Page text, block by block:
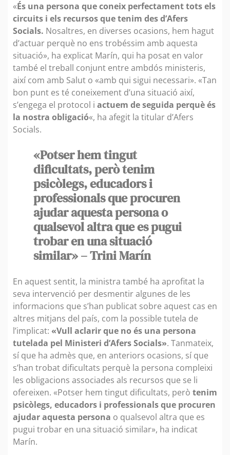
«És una persona que coneix perfectament tots els
circuits i els recursos que tenim des d’Afers
Socials. Nosaltres, en diverses ocasions, hem hagut
d’actuar perquè no ens trobéssim amb aquesta
situació», ha explicat Marín, qui ha posat en valor
també el treball conjunt entre ambdós ministeris,
així com amb Salut o «amb qui sigui necessari». «Tan
bon punt es té coneixement d’una situació així,
s’engega el protocol i actuem de seguida perquè és
la nostra obligació«, ha afegit la titular d’Afers
Socials.
«Potser hem tingut
dificultats, però tenim
psicòlegs, educadors i
professionals que procuren
ajudar aquesta persona o
qualsevol altra que es pugui
trobar en una situació
similar» – Trini Marín
En aquest sentit, la ministra també ha aprofitat la
seva intervenció per desmentir algunes de les
informacions que s’han publicat sobre aquest cas en
altres mitjans del país, com la possible tutela de
l’implicat: «Vull aclarir que no és una persona
tutelada pel Ministeri d’Afers Socials». Tanmateix,
sí que ha admès que, en anteriors ocasions, sí que
s’han trobat dificultats perquè la persona compleixi
les obligacions associades als recursos que se li
ofereixen. «Potser hem tingut dificultats, però tenim
psicòlegs, educadors i professionals que procuren
ajudar aquesta persona o qualsevol altra que es
pugui trobar en una situació similar», ha indicat
Marín.